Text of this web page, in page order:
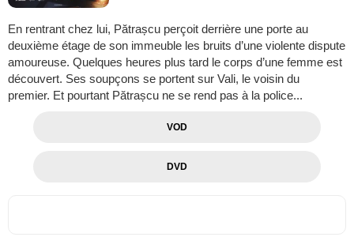
En rentrant chez lui, Pătrașcu perçoit derrière une porte au
deuxième étage de son immeuble les bruits d’une violente dispute
amoureuse. Quelques heures plus tard le corps d’une femme est
découvert. Ses soupçons se portent sur Vali, le voisin du
premier. Et pourtant Pătrașcu ne se rend pas à la police...
VOD
DVD